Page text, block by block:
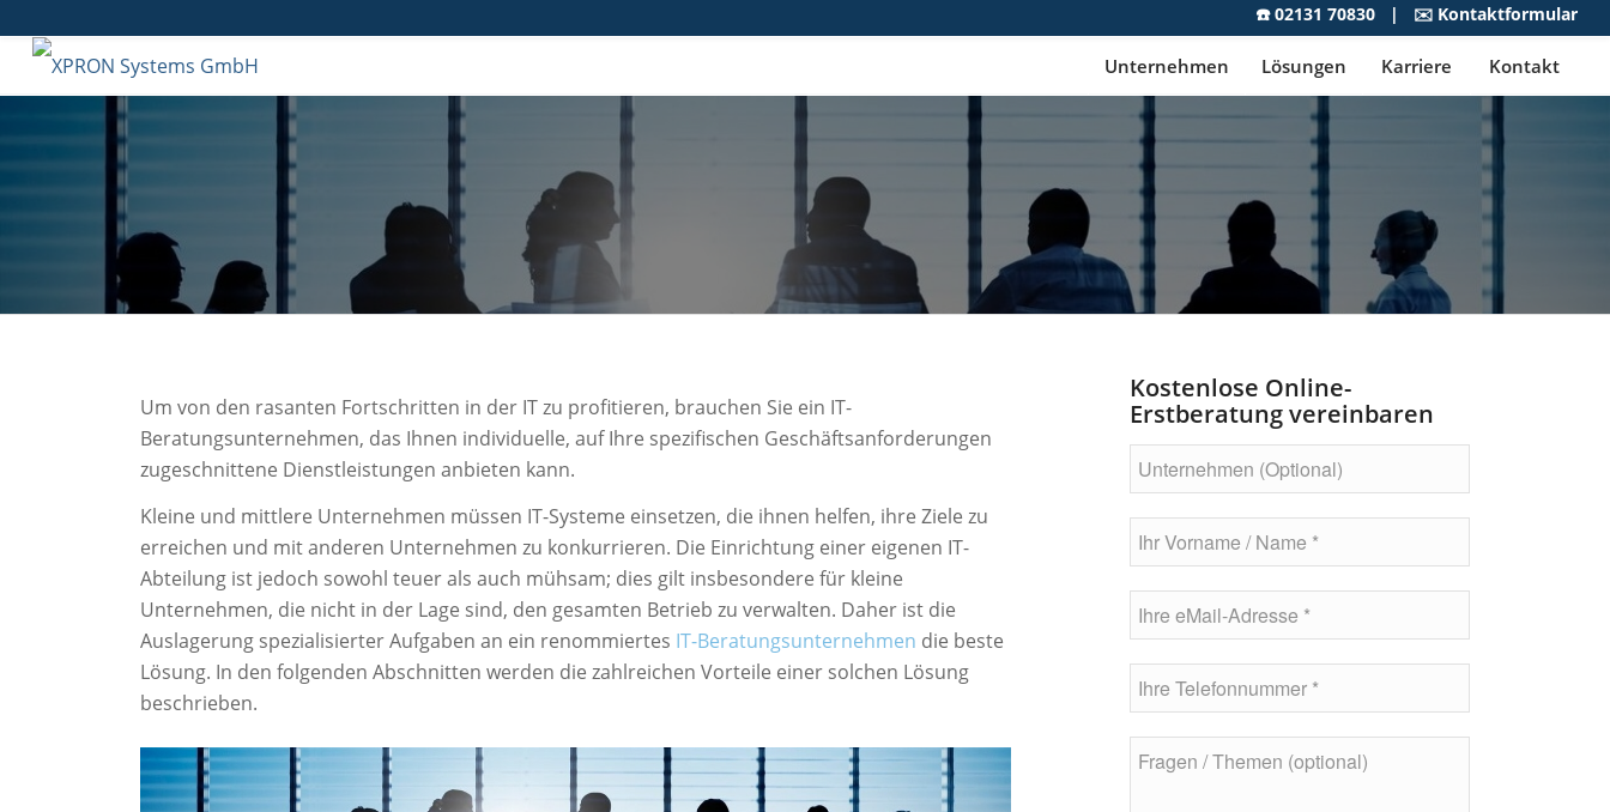
☎️02131 70830 | ✉️ Kontaktformular
Unternehmen Lösungen Karriere Kontakt
WARUM IST ES WICHTIG, SICH VON IT-
BERATUNGSUNTERNEHMEN BERATEN ZU LASSEN?
Um von den rasanten Fortschritten in der IT zu profitieren, brauchen Sie ein IT-
Beratungsunternehmen, das Ihnen individuelle, auf Ihre spezifischen Geschäftsanforderungen
zugeschnittene Dienstleistungen anbieten kann.
Kleine und mittlere Unternehmen müssen IT-Systeme einsetzen, die ihnen helfen, ihre Ziele zu
erreichen und mit anderen Unternehmen zu konkurrieren. Die Einrichtung einer eigenen IT-
Abteilung ist jedoch sowohl teuer als auch mühsam; dies gilt insbesondere für kleine
Unternehmen, die nicht in der Lage sind, den gesamten Betrieb zu verwalten. Daher ist die
Auslagerung spezialisierter Aufgaben an ein renommiertes IT-Beratungsunternehmen die beste
Lösung. In den folgenden Abschnitten werden die zahlreichen Vorteile einer solchen Lösung
beschrieben.
Kostenlose Online-
Erstberatung vereinbaren